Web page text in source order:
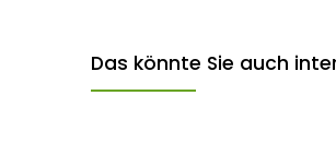
Das könnte Sie auch